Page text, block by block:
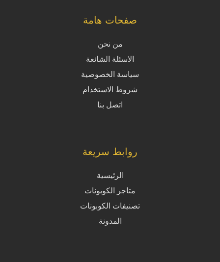
صفحات هامة
من نحن
الاسئلة الشائعة
سياسة الخصوصية
شروط الاستخدام
اتصل بنا
روابط سريعة
الرئيسية
متاجر الكوبونات
تصنيفات الكوبونات
المدونة